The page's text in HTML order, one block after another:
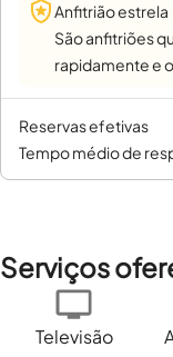
Anfitrião estrela
São anfitriões
rapidamente e
reservas efetivas
tempo médio de
Serviços
Televisão